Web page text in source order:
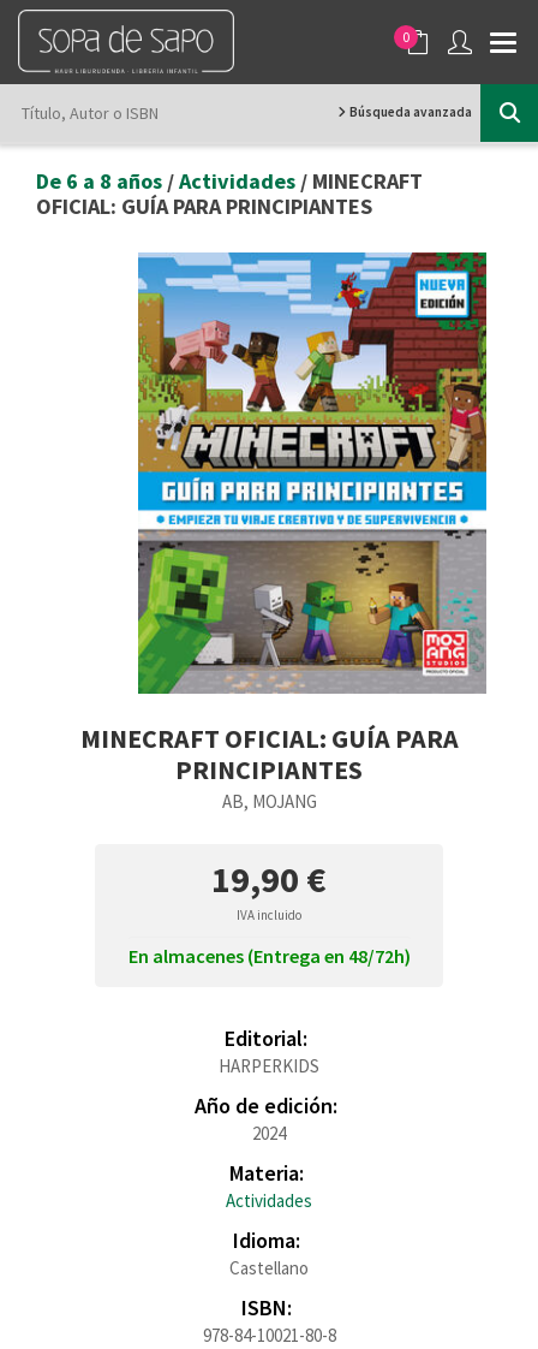
0
Búsqueda avanzada
De 6 a 8 años /Actividades / MINECRAFT
OFICIAL: GUÍA PARA PRINCIPIANTES
MINECRAFT OFICIAL: GUÍA PARA
PRINCIPIANTES
AB, MOJANG
19,90 €
IVA incluido
En almacenes (Entrega en 48/72h)
Editorial:
HARPERKIDS
Año de edición:
2024
Materia:
Actividades
Idioma:
Castellano
ISBN:
978-84-10021-80-8